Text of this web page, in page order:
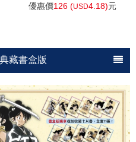
優惠價126 (USD4.18)元
藏書盒版
影宅-
典藏版
完全版
飯